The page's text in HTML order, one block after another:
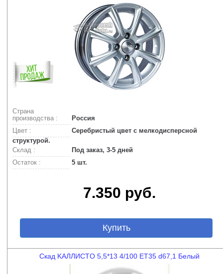
Страна
производства :
Россия
Цвет :
Серебристый цвет с мелкодисперсной
структурой.
Склад :
Под заказ, 3-5 дней
Остаток :
5 шт.
7.350 руб.
Купить
Скад KAЛЛИCTO 5,5*13 4/100 ET35 d67,1 Белый